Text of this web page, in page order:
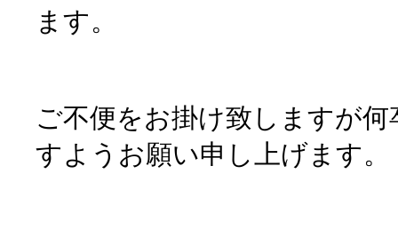
ます。
ご不便をお掛け致しますが
すようお願い申し上げます。